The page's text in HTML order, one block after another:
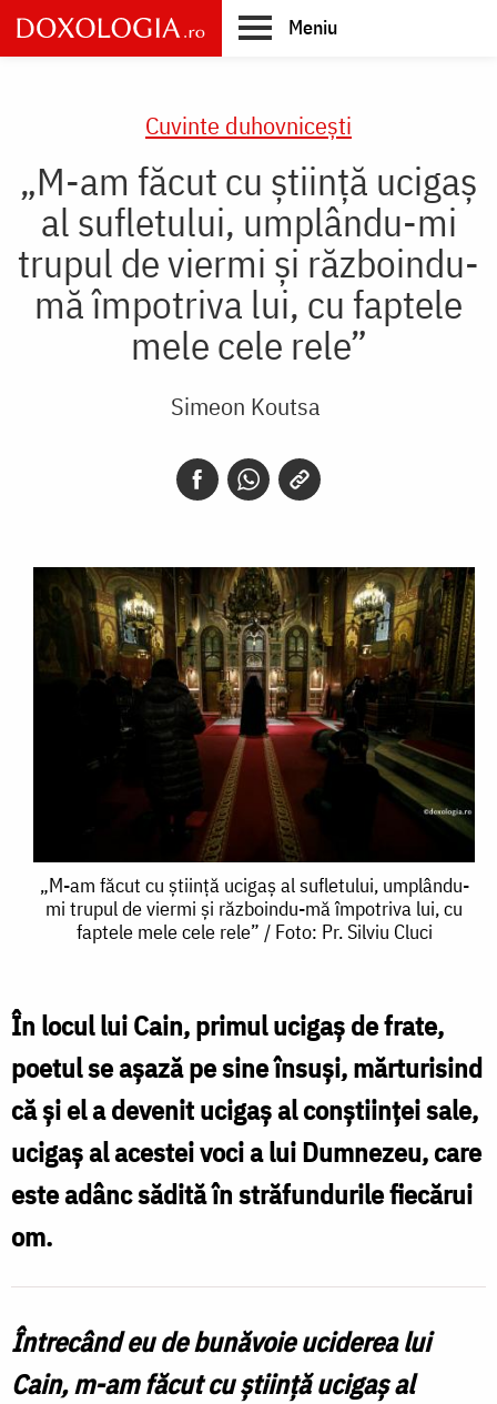
Skip
to
main
Meniu
Cuvinte duhovnicești
„M-am făcut cu știință ucigaș
al sufletului, umplându-mi
trupul de viermi și războindu-
mă împotriva lui, cu faptele
mele cele rele”
Simeon Koutsa
„M-
am
știință
ucigaș
al
sufletului,
umplându-
mi
viermi
și
„M-am făcut cu știință ucigaș al sufletului, umplându-
mi trupul de viermi și războindu-mă împotriva lui, cu
faptele mele cele rele” / Foto: Pr. Silviu Cluci
În locul lui Cain, primul ucigaș de frate,
poetul se așază pe sine însuși, mărturisind
că și el a devenit ucigaș al conștiinței sale,
ucigaș al acestei voci a lui Dumnezeu, care
este adânc sădită în străfundurile fiecărui
om.
Întrecând eu de bunăvoie uciderea lui
Cain, m-am făcut cu știință ucigaș al